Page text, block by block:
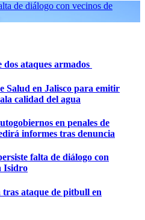
de diálogo con vecinos de
dos ataques armados
Salud en Jalisco para emitir
calidad del agua
en penales de
informes tras denuncia
falta de diálogo con
Isidro
ataque de pitbull en